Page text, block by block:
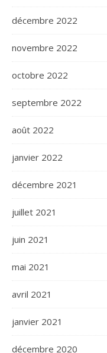
décembre 2022
novembre 2022
octobre 2022
septembre 2022
août 2022
janvier 2022
décembre 2021
juillet 2021
juin 2021
mai 2021
avril 2021
janvier 2021
décembre 2020